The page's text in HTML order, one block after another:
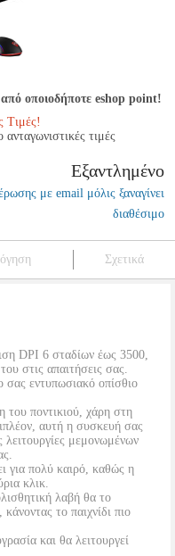
οποιοδήποτε eshop point!
Τιμές!
τιμές
Εξαντλημένο
με email μόλις ξαναγίνει
διαθέσιμο
Σχετικά
DPI 6 σταδίων έως 3500,
στις απαιτήσεις σας.
σας εντυπωσιακό οπίσθιο
ποντικιού, χάρη στη
αυτή η συσκευή σας
λειτουργίες μεμονωμένων
για πολύ καιρό, καθώς η
κλικ.
λαβή θα το
το παιχνίδι πιο
και θα λειτουργεί